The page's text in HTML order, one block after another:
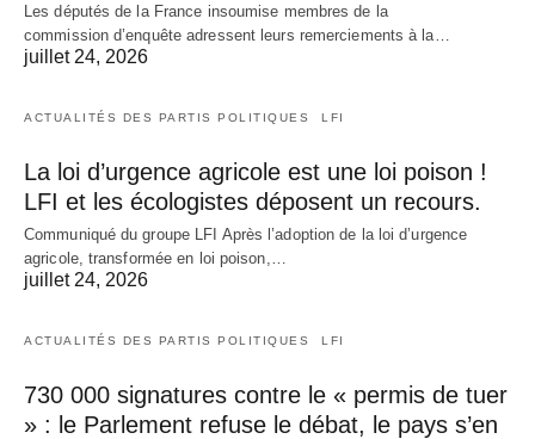
Les députés de la France insoumise membres de la
commission d’enquête adressent leurs remerciements à la…
juillet 24, 2026
ACTUALITÉS DES PARTIS POLITIQUES LFI
La loi d’urgence agricole est une loi poison !
LFI et les écologistes déposent un recours.
Communiqué du groupe LFI Après l’adoption de la loi d’urgence
agricole, transformée en loi poison,…
juillet 24, 2026
ACTUALITÉS DES PARTIS POLITIQUES LFI
730 000 signatures contre le « permis de tuer
» : le Parlement refuse le débat, le pays s’en